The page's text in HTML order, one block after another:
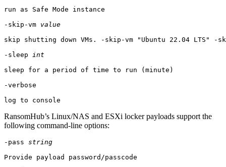
run as Safe Mode instance
-skip-vm value
skip shutting down VMs. -skip-vm "Ubuntu 22.04 LTS" -
-sleep
int
sleep for a period of time to run (minute)
-verbose
log to console
RansomHub’s Linux/NAS and ESXi locker payloads support the
following command-line options:
-pass string
Provide payload password/passcode